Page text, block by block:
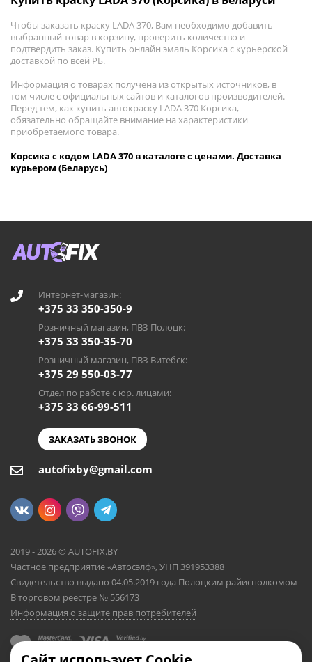
Чтобы заказать краску LADA 370, Вам необходимо добавить
выбранный товар в корзину, проверить количество и
подтвердить заказ. Купить онлайн эмаль Корсика с курьерской
доставкой по всей РБ.
Информация о товарах получена из открытых источников, в
том числе с официальных сайтов и каталогов производителей.
Перед тем, как купить автокраску LADA 370 Корсика,
обязательно обращайте внимание на характеристики
приобретаемого товара.
Корсика с кодом LADA 370 в каталоге с ценами. Доставка
курьером (Беларусь)
Интернет-магазин:
+375 33 350-350-9
Розничный магазин, ПВЗ Полоцк:
+375 33 350-35-70
Розничный магазин, ПВЗ Витебск:
+375 29 550-03-77
Отдел по работе с юр. лицами:
+375 33 66-99-511
ЗАКАЗАТЬ ЗВОНОК
autofixby@gmail.com
2019 - 2026 © AUTOFIX.BY
Частное предприятие «Автосэлф», УНП 391953388
Свидетельство выдано 04.05.2019 года Полоцким райисполкомом
В торговом реестре № 556173
Информация о защите прав потребителей